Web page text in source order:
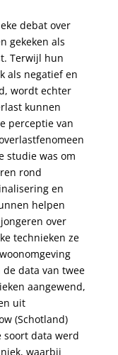
debat over
gekeken als
Terwijl hun
als negatief en
wordt echter
kunnen
perceptie van
studie was om
rond
en
helpen
over
technieken ze
data van twee
aangewend,
uit
(Schotland)
soort data werd
waarbij